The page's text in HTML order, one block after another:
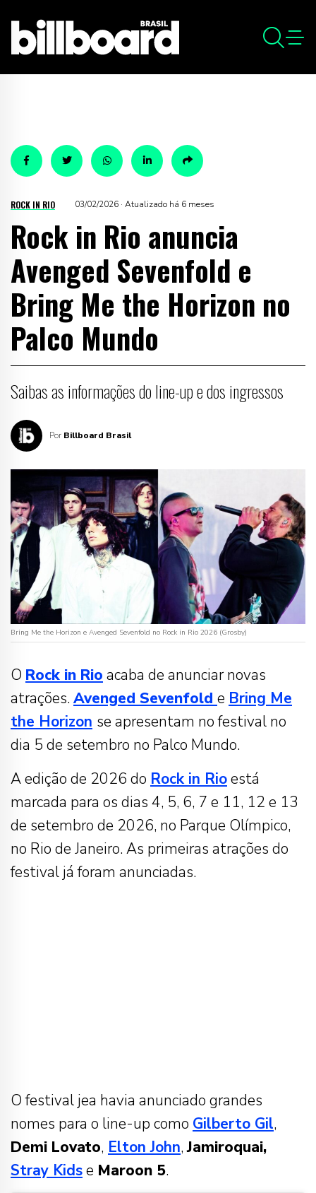
ROCK IN RIO 03/02/2026 · Atualizado há 6 meses
Rock in Rio anuncia
Avenged Sevenfold e
Bring Me the Horizon no
Palco Mundo
Saibas as informações do line-up e dos ingressos
Por Billboard Brasil
Bring Me the Horizon e Avenged Sevenfold no Rock in Rio 2026 (Grosby)
O Rock in Rio acaba de anunciar novas
atrações. Avenged Sevenfold e Bring Me
the Horizon se apresentam no festival no
dia 5 de setembro no Palco Mundo.
A edição de 2026 do Rock in Rioestá
marcada para os dias 4, 5, 6, 7 e 11, 12 e 13
de setembro de 2026, no Parque Olímpico,
no Rio de Janeiro. As primeiras atrações do
festival já foram anunciadas.
O festival jea havia anunciado grandes
nomes para o line-up como Gilberto Gil,
Demi Lovato, Elton John,Jamiroquai,
Stray Kidse Maroon 5.